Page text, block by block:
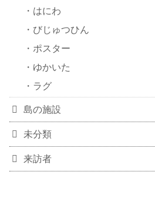
はにわ
びじゅつひん
ポスター
ゆかいた
ラグ
島の施設
未分類
来訪者